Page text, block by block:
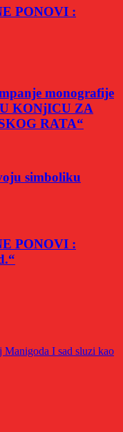
PONOVI :
monografije
KONjICU ZA
RATA“
simboliku
PONOVI :
Manigoda I sad sluzi kao